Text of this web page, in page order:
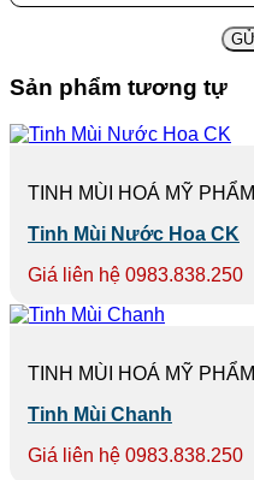
Sản phẩm tương tự
TINH MÙI HOÁ MỸ PHẨM
Tinh Mùi Nước Hoa CK
Giá liên hệ 0983.838.250
TINH MÙI HOÁ MỸ PHẨM
Tinh Mùi Chanh
Giá liên hệ 0983.838.250